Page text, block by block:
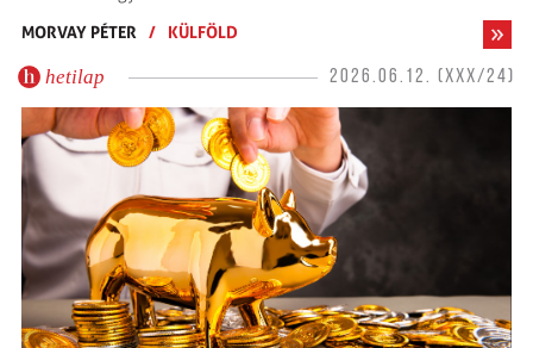
MORVAY PÉTER
/ KÜLFÖLD
hetilap 2026.06.12. (XXX/24)